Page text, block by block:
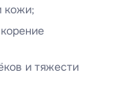
кожи;
и тяжести